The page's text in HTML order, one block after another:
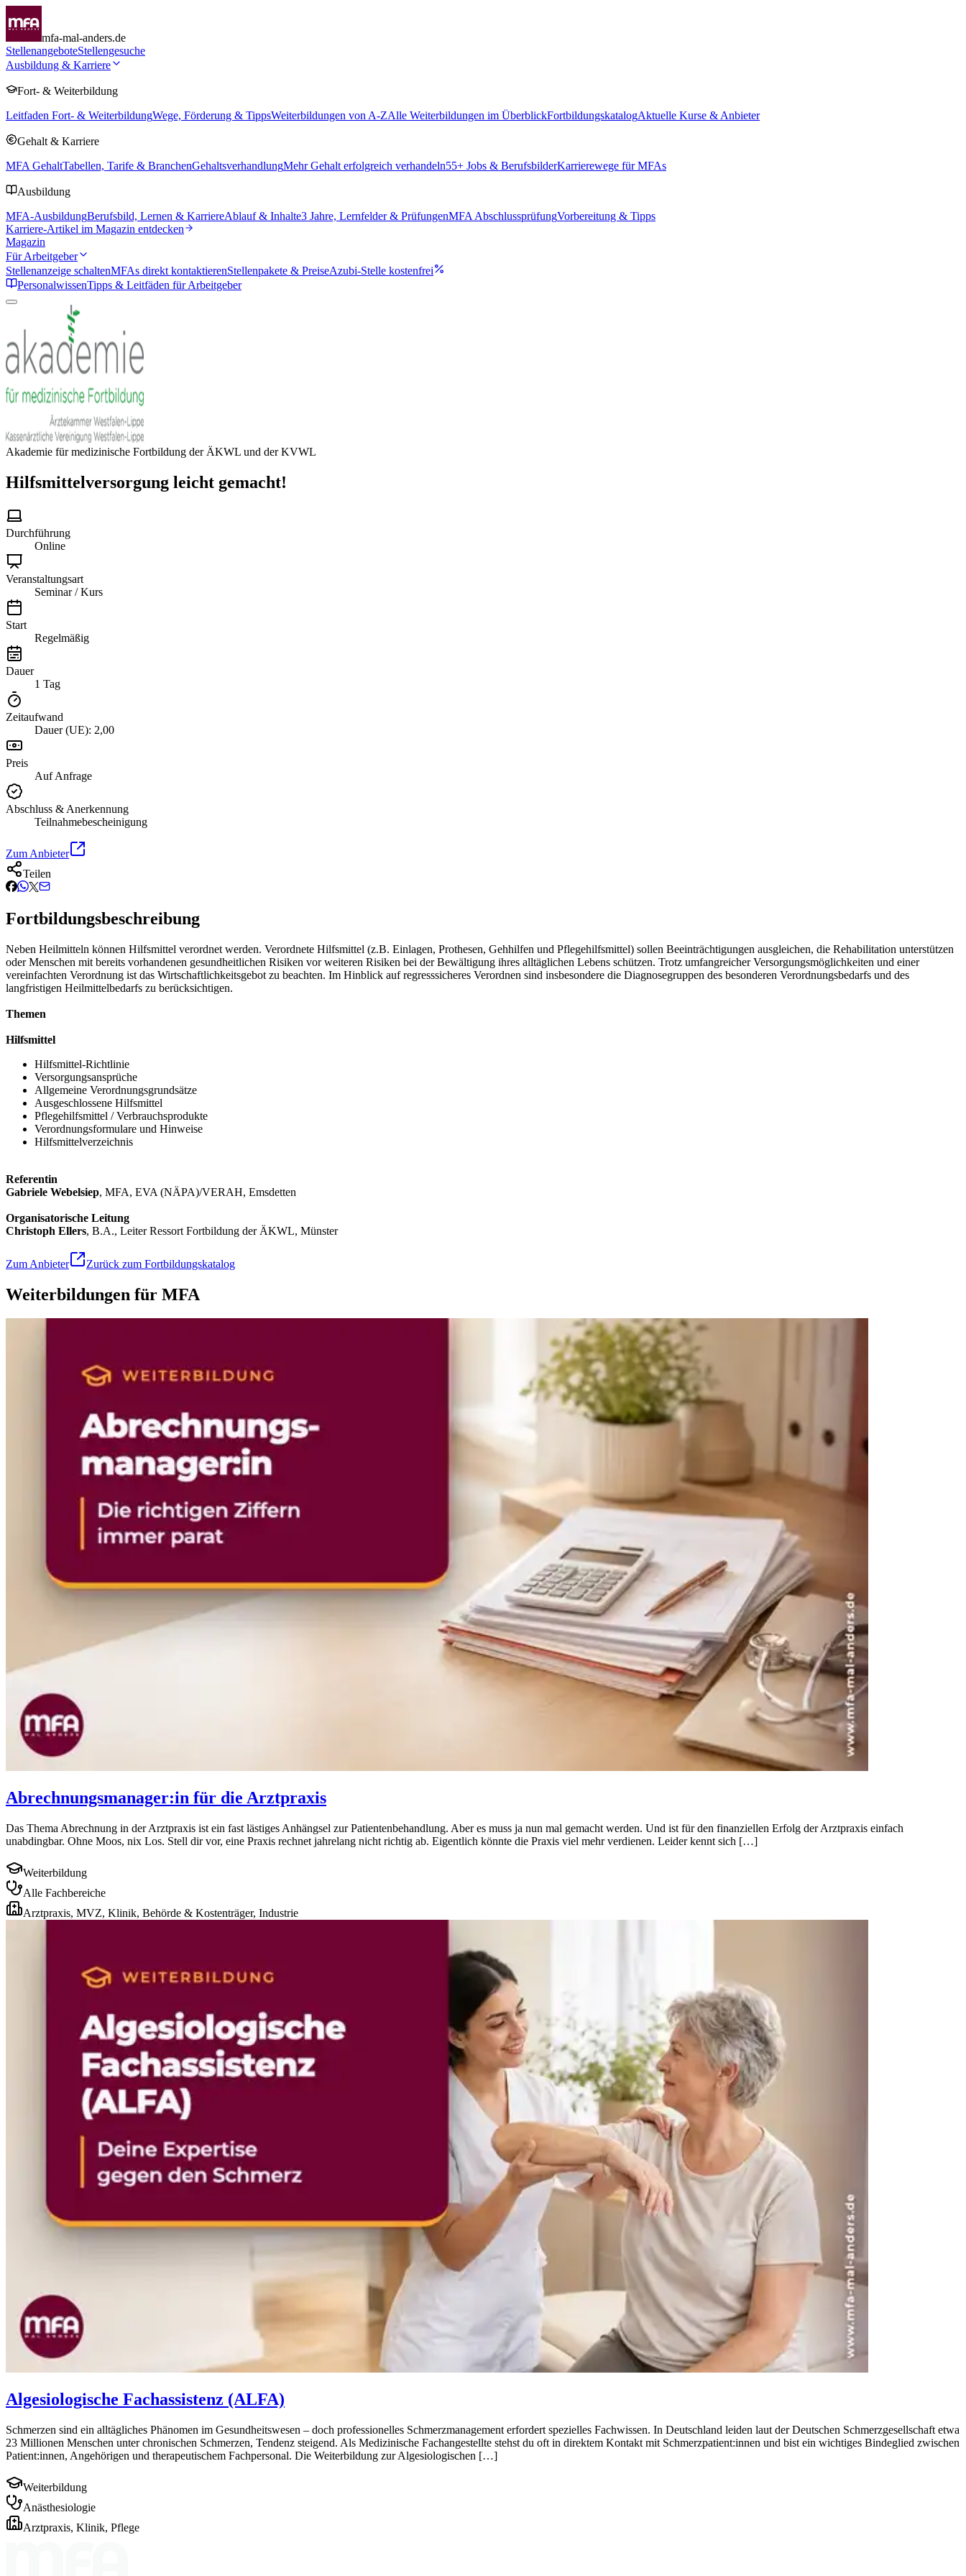
mfa-mal-anders.de
StellenangeboteStellengesuche
Ausbildung & Karriere
Fort- & Weiterbildung
Leitfaden Fort- & WeiterbildungWege, Förderung & TippsWeiterbildungen von A-ZAlle Weiterbildungen im ÜberblickFortbildungskatalogAktuelle Kurse & Anbieter
Gehalt & Karriere
MFA GehaltTabellen, Tarife & BranchenGehaltsverhandlungMehr Gehalt erfolgreich verhandeln55+ Jobs & BerufsbilderKarrierewege für MFAs
Ausbildung
MFA-AusbildungBerufsbild, Lernen & KarriereAblauf & Inhalte3 Jahre, Lernfelder & PrüfungenMFA AbschlussprüfungVorbereitung & Tipps
Karriere-Artikel im Magazin entdecken
Magazin
Für Arbeitgeber
Stellenanzeige schaltenMFAs direkt kontaktierenStellenpakete & PreiseAzubi-Stelle kostenfrei
PersonalwissenTipps & Leitfäden für Arbeitgeber
Akademie für medizinische Fortbildung der ÄKWL und der KVWL
Hilfsmittelversorgung leicht gemacht!
Durchführung
Online
Veranstaltungsart
Seminar / Kurs
Start
Regelmäßig
Dauer
1 Tag
Zeitaufwand
Dauer (UE): 2,00
Preis
Auf Anfrage
Abschluss & Anerkennung
Teilnahmebescheinigung
Zum Anbieter
Teilen
Fortbildungsbeschreibung
Neben Heilmitteln können Hilfsmittel verordnet werden. Verordnete Hilfsmittel (z.B. Einlagen, Prothesen, Gehhilfen und Pflegehilfsmittel) sollen Beeinträchtigungen ausgleichen, die Rehabilitation unterstützen
oder Menschen mit bereits vorhandenen gesundheitlichen Risiken vor weiteren Risiken bei der Bewältigung ihres alltäglichen Lebens schützen. Trotz umfangreicher Versorgungsmöglichkeiten und einer
vereinfachten Verordnung ist das Wirtschaftlichkeitsgebot zu beachten. Im Hinblick auf regresssicheres Verordnen sind insbesondere die Diagnosegruppen des besonderen Verordnungsbedarfs und des
langfristigen Heilmittelbedarfs zu berücksichtigen.
Themen
Hilfsmittel
Hilfsmittel-Richtlinie
Versorgungsansprüche
Allgemeine Verordnungsgrundsätze
Ausgeschlossene Hilfsmittel
Pflegehilfsmittel / Verbrauchsprodukte
Verordnungsformulare und Hinweise
Hilfsmittelverzeichnis
Referentin
Gabriele Webelsiep, MFA, EVA (NÄPA)/VERAH, Emsdetten
Organisatorische Leitung
Christoph Ellers, B.A., Leiter Ressort Fortbildung der ÄKWL, Münster
Zum Anbieter Zurück zum Fortbildungskatalog
Weiterbildungen für MFA
Abrechnungsmanager:in für die Arztpraxis
Das Thema Abrechnung in der Arztpraxis ist ein fast lästiges Anhängsel zur Patientenbehandlung. Aber es muss ja nun mal gemacht werden. Und ist für den finanziellen Erfolg der Arztpraxis einfach
unabdingbar. Ohne Moos, nix Los. Stell dir vor, eine Praxis rechnet jahrelang nicht richtig ab. Eigentlich könnte die Praxis viel mehr verdienen. Leider kennt sich […]
Weiterbildung
Alle Fachbereiche
Arztpraxis, MVZ, Klinik, Behörde & Kostenträger, Industrie
Algesiologische Fachassistenz (ALFA)
Schmerzen sind ein alltägliches Phänomen im Gesundheitswesen – doch professionelles Schmerzmanagement erfordert spezielles Fachwissen. In Deutschland leiden laut der Deutschen Schmerzgesellschaft etwa
23 Millionen Menschen unter chronischen Schmerzen, Tendenz steigend. Als Medizinische Fachangestellte stehst du oft in direktem Kontakt mit Schmerzpatient:innen und bist ein wichtiges Bindeglied zwischen
Patient:innen, Angehörigen und therapeutischem Fachpersonal. Die Weiterbildung zur Algesiologischen […]
Weiterbildung
Anästhesiologie
Arztpraxis, Klinik, Pflege